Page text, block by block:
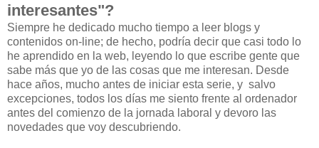
interesantes"?
Siempre he dedicado mucho tiempo a leer blogs y
contenidos on-line; de hecho, podría decir que casi todo lo
he aprendido en la web, leyendo lo que escribe gente que
sabe más que yo de las cosas que me interesan. Desde
hace años, mucho antes de iniciar esta serie, y salvo
excepciones, todos los días me siento frente al ordenador
antes del comienzo de la jornada laboral y devoro las
novedades que voy descubriendo.